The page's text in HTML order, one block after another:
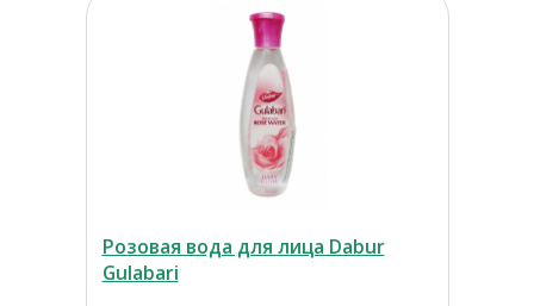
Розовая вода для лица Dabur
Gulabari